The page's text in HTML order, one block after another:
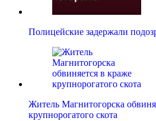
Полицейские задержали
Житель Магнитогорска
крупнорогатого скота